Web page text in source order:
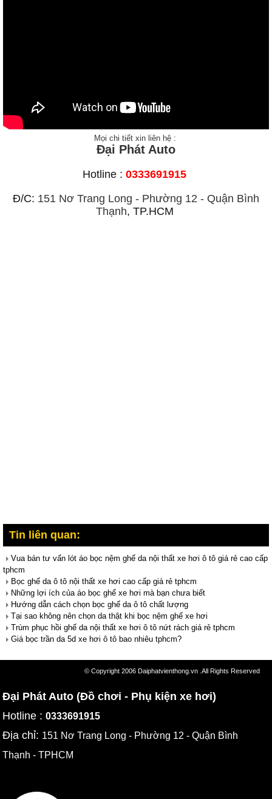
Mọi chi tiết xin liên hệ :
Đại Phát Auto
Hotline : 0333691915
Đ/C: 151 Nơ Trang Long - Phường 12 - Quận Bình
Thạnh, TP.HCM
Tin liên quan:
Vua bán tư vấn lót áo bọc nệm ghế da nội thất xe hơi ô tô giá rẻ cao cấp
tphcm
Bọc ghế da ô tô nội thất xe hơi cao cấp giá rẻ tphcm
Những lợi ích của áo bọc ghế xe hơi mà bạn chưa biết
Hướng dẫn cách chọn bọc ghế da ô tô chất lượng
Tại sao không nên chọn da thật khi bọc nệm ghế xe hơi
Trùm phục hồi ghế da nội thất xe hơi ô tô nứt rách giá rẻ tphcm
Giá bọc trần da 5d xe hơi ô tô bao nhiêu tphcm?
© Copyright 2006 Daiphatvienthong.vn .All Rights Reserved
Đại Phát Auto (Đồ chơi - Phụ kiện xe hơi)
Hotline :0333691915
Địa chỉ: 151 Nơ Trang Long - Phường 12 - Quận Bình
Thạnh - TPHCM